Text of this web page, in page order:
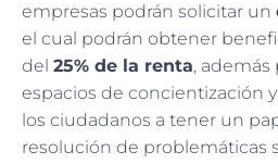
empresas podrán solicitar un
el cual podrán obtener
del 25% de la renta,
espacios de concientización
los ciudadanos a tener un
resolución de problemáticas